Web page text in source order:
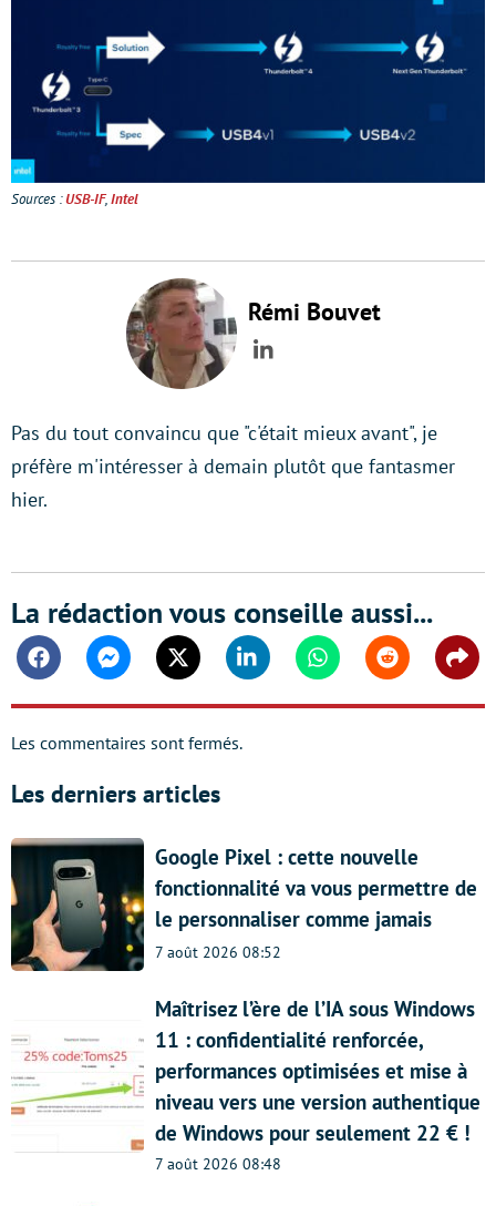
Sources :USB-IF,Intel
Rémi Bouvet
LinkedIn
Pas du tout convaincu que "c'était mieux avant", je
préfère m'intéresser à demain plutôt que fantasmer
hier.
La rédaction vous conseille aussi...
FacebookMessengerTwitter Linkedin WhatsappReddit
Les commentaires sont fermés.
Les derniers articles
Google Pixel : cette nouvelle
fonctionnalité va vous permettre de
le personnaliser comme jamais
7 août 2026 08:52
Maîtrisez l’ère de l’IA sous Windows
11 : confidentialité renforcée,
performances optimisées et mise à
niveau vers une version authentique
de Windows pour seulement 22 € !
7 août 2026 08:48